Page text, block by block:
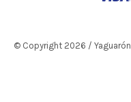
© Copyright 2026 / Yaguarón